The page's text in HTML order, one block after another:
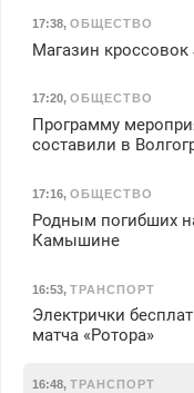
17:38, ОБЩЕСТВО
Магазин кроссовок
17:20, ОБЩЕСТВО
Программу
составили в
17:16, ОБЩЕСТВО
Родным погибших
Камышине
16:53, ТРАНСПОРТ
Электрички
матча «Ротора»
16:48, ТРАНСПОРТ